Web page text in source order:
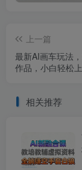
上一篇
最新AI画车玩法
作品，小白轻松
相关推荐